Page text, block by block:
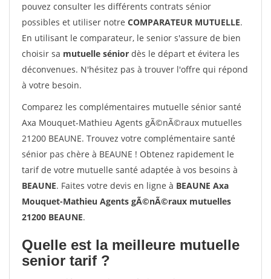
pouvez consulter les différents contrats sénior
possibles et utiliser notre COMPARATEUR MUTUELLE.
En utilisant le comparateur, le senior s'assure de bien
choisir sa mutuelle sénior dès le départ et évitera les
déconvenues. N'hésitez pas à trouver l'offre qui répond
à votre besoin.
Comparez les complémentaires mutuelle sénior santé
Axa Mouquet-Mathieu Agents gÃ©nÃ©raux mutuelles
21200 BEAUNE. Trouvez votre complémentaire santé
sénior pas chère à BEAUNE ! Obtenez rapidement le
tarif de votre mutuelle santé adaptée à vos besoins à
BEAUNE. Faites votre devis en ligne à BEAUNE Axa
Mouquet-Mathieu Agents gÃ©nÃ©raux mutuelles
21200 BEAUNE.
Quelle est la meilleure mutuelle
senior tarif ?